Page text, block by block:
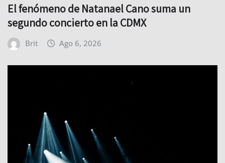
El fenómeno de Natanael Cano suma un
segundo concierto en la CDMX
Brit Ago 6, 2026